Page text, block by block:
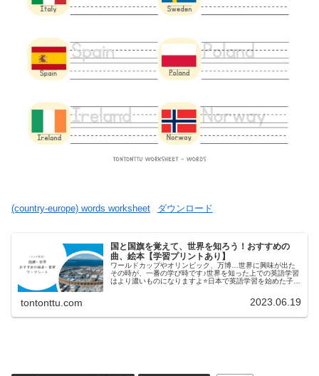
(country-europe) words worksheet ダウンロード
国と国旗を覚えて、世界を知ろう！おすすめの
曲、絵本【学習プリントあり】
ワールドカップやオリンピック、万博…世界に興味が出た
その時が、一番の学び時です♪世界を知った上での英語学習
はより濃いものになりますよ⭐️日本で英語学習を始めた子ど
tontonttu.com 2023.06.19